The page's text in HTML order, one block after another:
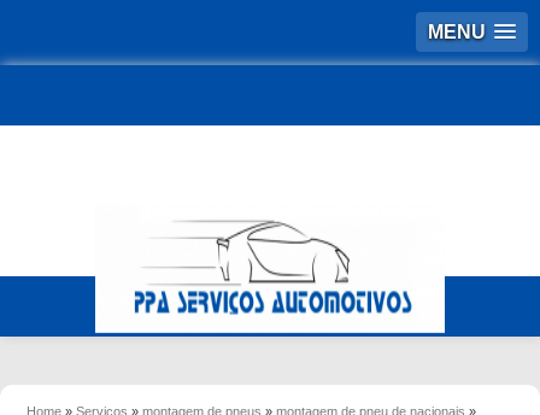
MENU
Home »Serviços»montagem de pneus»montagem de pneu de nacionais»